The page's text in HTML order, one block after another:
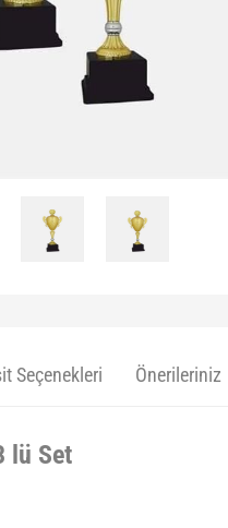
Seçenekleri Önerileriniz
lü Set